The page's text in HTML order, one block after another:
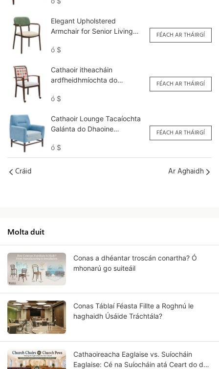
Adhmaid Miotail YSF1125
Elegant Upholstered
Armchair for Senior Living
Yumeya
ó $
FÉACH AR THÁIRGÍ
Cathaoir itheacháin
ardfheidhmíochta do
Yumeya
ó $
FÉACH AR THÁIRGÍ
Cathaoir Lounge Tacaíochta
Galánta do Dhaoine
ó $
FÉACH AR THÁIRGÍ
Cráid Ar Aghaidh
Molta duit
Conas a dhéantar troscán conartha? Ó
mhonarú go suiteáil
Conas Táblaí Féasta Fillte a Roghnú le
haghaidh Úsáide Tráchtála?
Cathaoireacha Eaglaise vs. Suíocháin
Eaglaise: Cé na Suíocháin atá Ceart do do